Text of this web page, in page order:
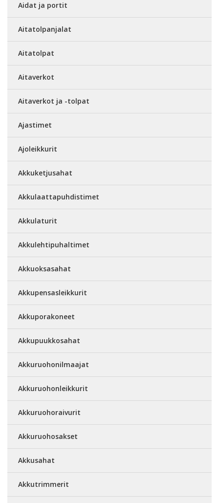
Aidat ja portit
Aitatolpanjalat
Aitatolpat
Aitaverkot
Aitaverkot ja -tolpat
Ajastimet
Ajoleikkurit
Akkuketjusahat
Akkulaattapuhdistimet
Akkulaturit
Akkulehtipuhaltimet
Akkuoksasahat
Akkupensasleikkurit
Akkuporakoneet
Akkupuukkosahat
Akkuruohonilmaajat
Akkuruohonleikkurit
Akkuruohoraivurit
Akkuruohosakset
Akkusahat
Akkutrimmerit